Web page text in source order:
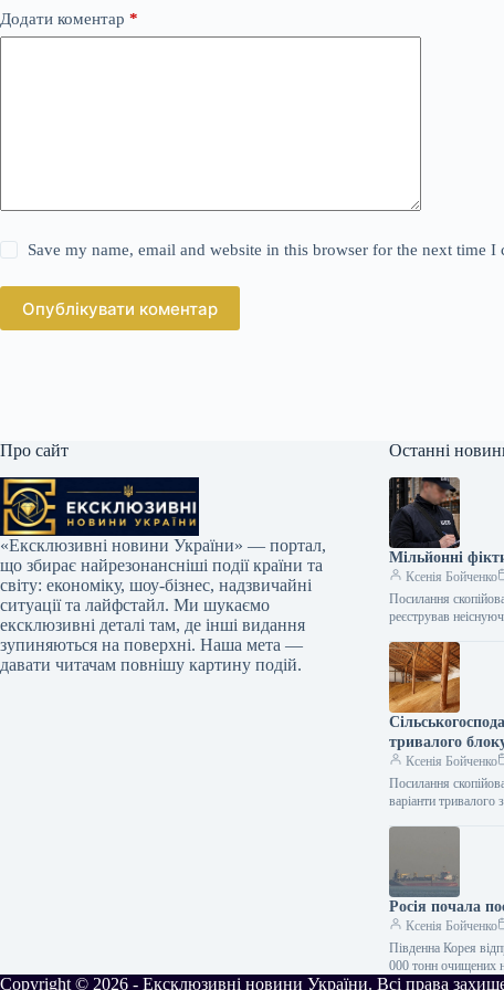
Додати коментар *
Save my name, email and website in this browser for the next time I
Опублікувати коментар
Про сайт
«Ексклюзивні новини України» — портал,
що збирає найрезонансніші події країни та
світу: економіку, шоу-бізнес, надзвичайні
ситуації та лайфстайл. Ми шукаємо
ексклюзивні деталі там, де інші видання
зупиняються на поверхні. Наша мета —
давати читачам повнішу картину подій.
Останні
Мільйонні
Ксенія Бойченко
Посилання
реєстрував
тривалого
Ксенія Бойченко
Посилання
варіанти тривалого
Росія почала
Ксенія Бойченко
Південна Корея
000 тонн очищених
Copyright © 2026 - Ексклюзивні новини України. Всі права